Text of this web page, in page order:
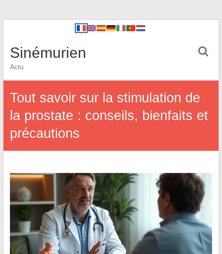
Sinémurien
Actu
Tout savoir sur la stimulation de
la prostate : conseils, bienfaits et
précautions